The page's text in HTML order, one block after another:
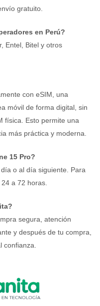
gratuito.
en Perú?
Entel, Bitel y otros
con eSIM, una
móvil de forma digital, sin
física. Esto permite una
más práctica y moderna.
15 Pro?
o al día siguiente. Para
a 72 horas.
segura, atención
y después de tu compra,
confianza.